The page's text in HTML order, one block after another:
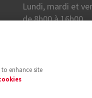
Lundi, mardi et
de 8h00 à 16h00.
enhance site